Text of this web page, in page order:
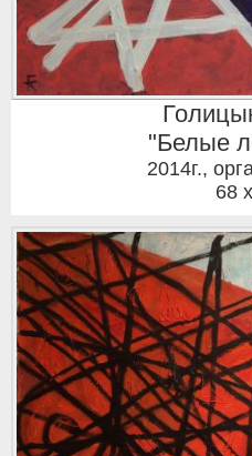
"Белые
2014г.,
68